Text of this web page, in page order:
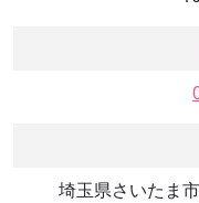
埼玉県さいたま